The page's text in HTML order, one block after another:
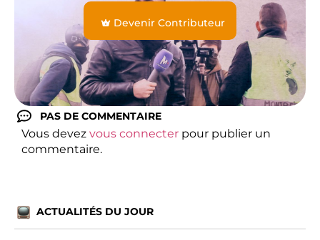
Devenir Contributeur
PAS DE COMMENTAIRE
Vous devez vous connecter pour publier un
commentaire.
ACTUALITÉS DU JOUR